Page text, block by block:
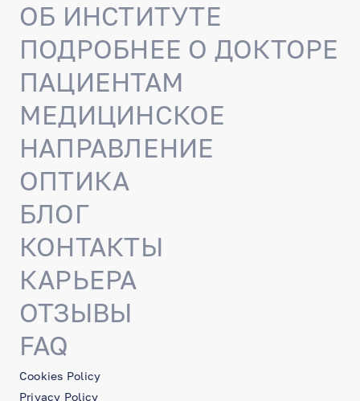
Cookies Policy
Privacy Policy
ОБ ИНСТИТУТЕ
ПОДРОБНЕЕ О ДОКТОРЕ
ПАЦИЕНТАМ
МЕДИЦИНСКОЕ
НАПРАВЛЕНИЕ
ОПТИКА
БЛОГ
КОНТАКТЫ
КАРЬЕРА
ОТЗЫВЫ
FAQ